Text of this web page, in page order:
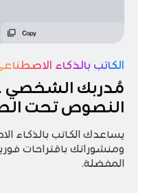
الكاتب بالذكاء
مُدربك الشخصي
النصوص تحت
يساعدك الكاتب بالذكاء
ومنشوراتك باقتراحات
المفضلة.